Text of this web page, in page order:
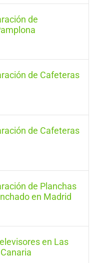
de
de Cafeteras
de Cafeteras
de Planchas
en Madrid
en Las